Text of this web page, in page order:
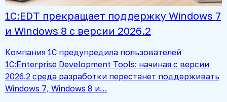
1С:EDT прекращает поддержку Windows 7
и Windows 8 с версии 2026.2
Компания 1С предупредила пользователей
1C:Enterprise Development Tools: начиная с версии
2026.2 среда разработки перестанет поддерживать
Windows 7, Windows 8 и…